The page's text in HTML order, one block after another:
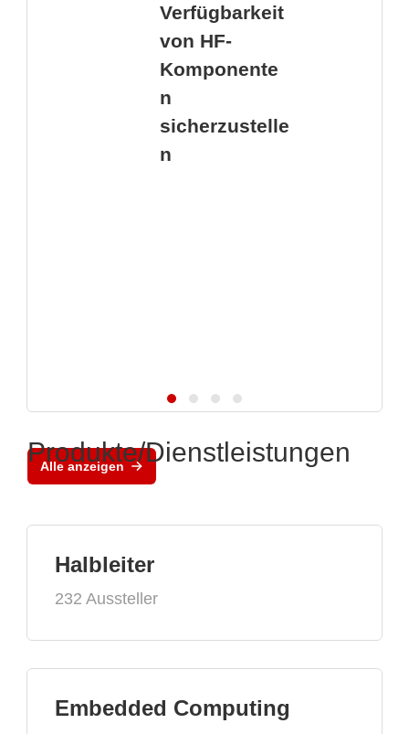
Verfügbarkeit
von HF-
Komponente
n
sicherzustelle
n
Alle anzeigen
Produkte/Dienstleistungen
Halbleiter
232 Aussteller
Embedded Computing